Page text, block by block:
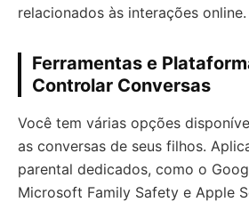
relacionados às interações online.
Ferramentas e
Controlar Conversas
Você tem várias opções
as conversas de seus filhos.
parental dedicados, como o
Microsoft Family Safety e Apple